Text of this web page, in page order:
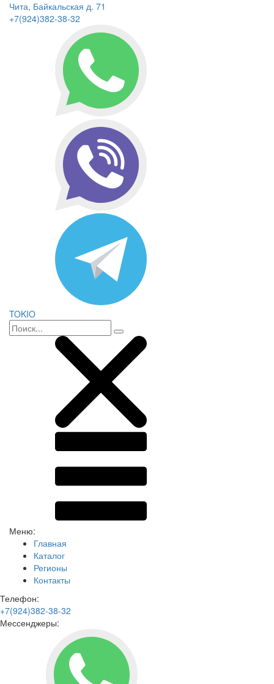
Чита, Байкальская д. 71
+7(924)382-38-32
TOKIO
Меню:
Главная
Каталог
Регионы
Контакты
Телефон:
+7(924)382-38-32
Мессенджеры: